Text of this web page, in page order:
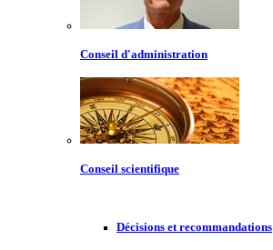
Conseil d'administration
Conseil scientifique
Décisions et recommandations